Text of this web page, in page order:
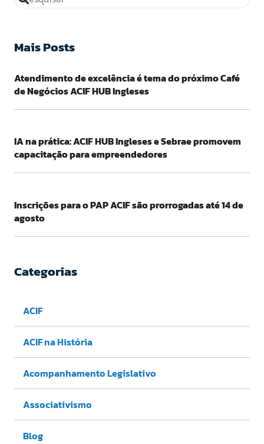
Mais Posts
Atendimento de excelência é tema do próximo Café
de Negócios ACIF HUB Ingleses
IA na prática: ACIF HUB Ingleses e Sebrae promovem
capacitação para empreendedores
Inscrições para o PAP ACIF são prorrogadas até 14 de
agosto
Categorias
ACIF
ACIF na História
Acompanhamento Legislativo
Associativismo
Blog